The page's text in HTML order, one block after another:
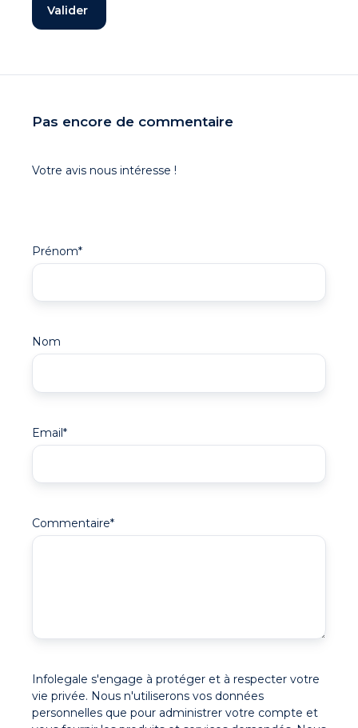
Pas encore de commentaire
Votre avis nous intéresse !
Prénom*
Nom
Email*
Commentaire*
Infolegale s'engage à protéger et à respecter votre
vie privée. Nous n'utiliserons vos données
personnelles que pour administrer votre compte et